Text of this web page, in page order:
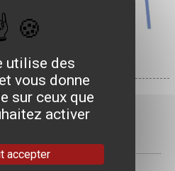
NUMÉRIQUES
utilise des
vous donne
sur ceux que
activer
accepter